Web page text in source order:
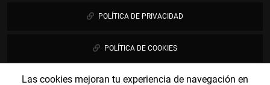
Las cookies mejoran tu experiencia de navegación en
POLÍTICA DE PRIVACIDAD
POLÍTICA DE COOKIES
PUBLICIDAD